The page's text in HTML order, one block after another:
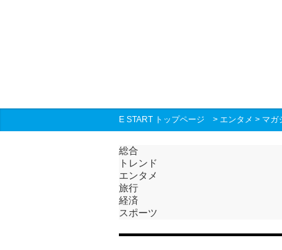
E START トップページ > エンタメ > マガ
総合
トレンド
エンタメ
旅行
経済
スポーツ